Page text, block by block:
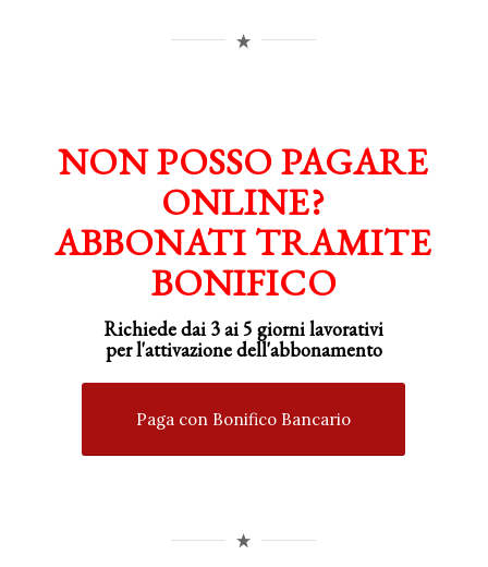
NON POSSO PAGARE
ONLINE?
ABBONATI TRAMITE
BONIFICO
Richiede dai 3 ai 5 giorni lavorativi
perl'attivazionedell'abbonamento
Paga con Bonifico Bancario